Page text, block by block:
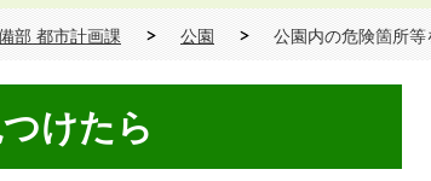
部 都市計画課 公園 公園内の危険箇所等
けたら